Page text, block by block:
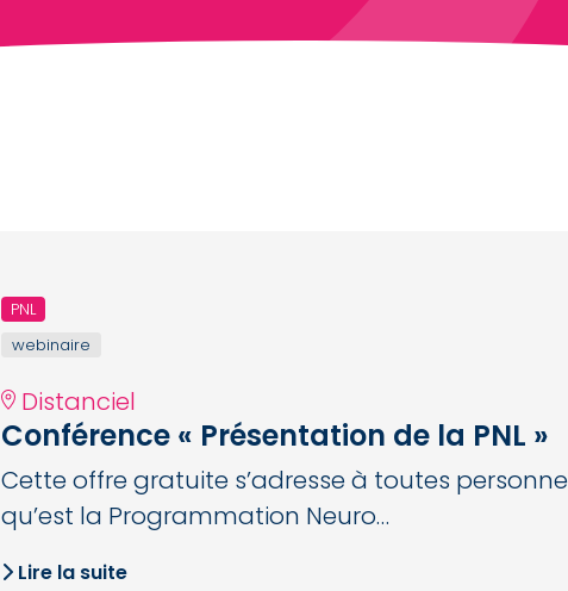
PNL
webinaire
Distanciel
Conférence « Présentation de la PNL »
Cette offre gratuite s’adresse à toutes
qu’est la Programmation Neuro…
Lire la suite